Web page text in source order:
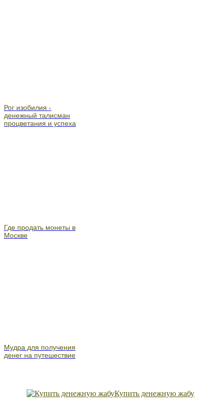
Рог изобилия -
денежный талисман
процветания и успеха
Где продать монеты в
Москве
Мудра для получения
денег на путешествие
Купить денежную жабу